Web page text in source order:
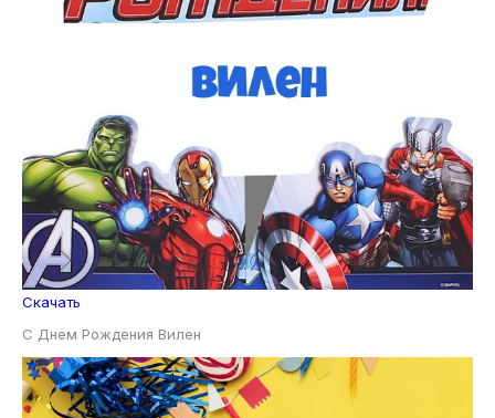
Скачать
С Днем Рождения Вилен